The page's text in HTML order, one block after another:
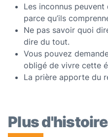
Les inconnus
parce qu’ils
Ne pas savoir quoi
dire du tout.
Vous pouvez
obligé de vivre cette
La prière apporte du
Plus